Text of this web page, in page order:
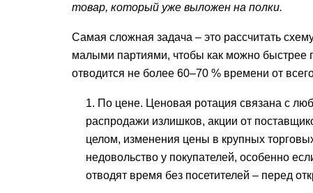
товар, который уже выложен на полки.
Самая сложная задача – это рассчитать
малыми партиями, чтобы как можно быстрее
отводится не более 60–70 % времени от
По цене. Ценовая ротация связана с
распродажи излишков, акции от
целом, изменения цены в крупных
недовольство у покупателей, особенно
отводят время без посетителей – перед